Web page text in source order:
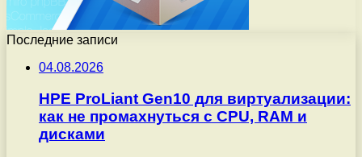
Последние записи
04.08.2026
HPE ProLiant Gen10 для виртуализации:
как не промахнуться с CPU, RAM и
дисками